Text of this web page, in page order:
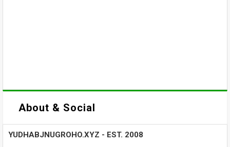
About & Social
YUDHABJNUGROHO.XYZ - EST. 2008